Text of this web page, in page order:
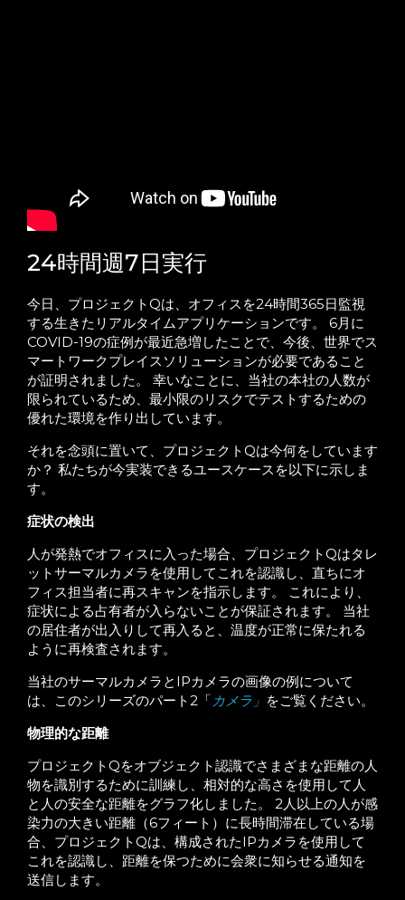
24時間週7日実行
今日、プロジェクトQは、オフィスを24時間365日監視
する生きたリアルタイムアプリケーションです。 6月に
COVID-19の症例が最近急増したことで、今後、世界でス
マートワークプレイスソリューションが必要であること
が証明されました。 幸いなことに、当社の本社の人数が
限られているため、最小限のリスクでテストするための
優れた環境を作り出しています。
それを念頭に置いて、プロジェクトQは今何をしています
か？ 私たちが今実装できるユースケースを以下に示しま
す。
症状の検出
人が発熱でオフィスに入った場合、プロジェクトQはタレ
ットサーマルカメラを使用してこれを認識し、直ちにオ
フィス担当者に再スキャンを指示します。 これにより、
症状による占有者が入らないことが保証されます。 当社
の居住者が出入りして再入ると、温度が正常に保たれる
ように再検査されます。
当社のサーマルカメラとIPカメラの画像の例について
は、このシリーズのパート2「 カメラ」 をご覧ください。
物理的な距離
プロジェクトQをオブジェクト認識でさまざまな距離の人
物を識別するために訓練し、相対的な高さを使用して人
と人の安全な距離をグラフ化しました。 2人以上の人が感
染力の大きい距離（6フィート）に長時間滞在している場
合、プロジェクトQは、構成されたIPカメラを使用して
これを認識し、距離を保つために会衆に知らせる通知を
送信します。